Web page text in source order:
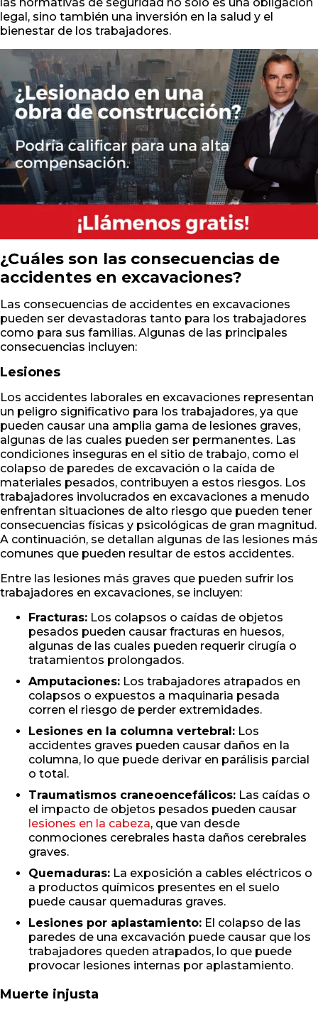
legal, sino también una inversión en la salud y el
bienestar de los trabajadores.
¿Cuáles son las consecuencias de
accidentes en excavaciones?
Las consecuencias de accidentes en excavaciones
pueden ser devastadoras tanto para los trabajadores
como para sus familias. Algunas de las principales
consecuencias incluyen:
Lesiones
Los accidentes laborales en excavaciones representan
un peligro significativo para los trabajadores, ya que
pueden causar una amplia gama de lesiones graves,
algunas de las cuales pueden ser permanentes. Las
condiciones inseguras en el sitio de trabajo, como el
colapso de paredes de excavación o la caída de
materiales pesados, contribuyen a estos riesgos. Los
trabajadores involucrados en excavaciones a menudo
enfrentan situaciones de alto riesgo que pueden tener
consecuencias físicas y psicológicas de gran magnitud.
A continuación, se detallan algunas de las lesiones más
comunes que pueden resultar de estos accidentes.
Entre las lesiones más graves que pueden sufrir los
trabajadores en excavaciones, se incluyen:
Fracturas: Los colapsos o caídas de objetos
pesados pueden causar fracturas en huesos,
algunas de las cuales pueden requerir cirugía o
tratamientos prolongados.
Amputaciones: Los trabajadores atrapados en
colapsos o expuestos a maquinaria pesada
corren el riesgo de perder extremidades.
Lesiones en la columna vertebral: Los
accidentes graves pueden causar daños en la
columna, lo que puede derivar en parálisis parcial
o total.
Traumatismos craneoencefálicos: Las caídas o
el impacto de objetos pesados pueden causar
lesiones en la cabeza, que van desde
conmociones cerebrales hasta daños cerebrales
graves.
Quemaduras: La exposición a cables eléctricos o
a productos químicos presentes en el suelo
puede causar quemaduras graves.
Lesiones por aplastamiento: El colapso de las
paredes de una excavación puede causar que los
trabajadores queden atrapados, lo que puede
provocar lesiones internas por aplastamiento.
Muerte injusta